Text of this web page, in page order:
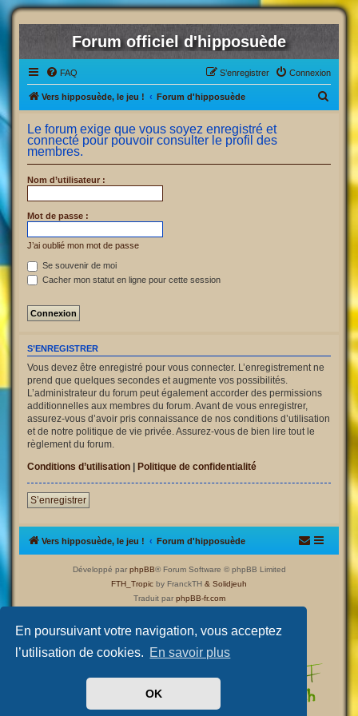
En poursuivant votre navigation, vous acceptez
l’utilisation de cookies. En savoir plus
OK
Forum officiel d'hipposuède
FAQ Connexion
S’enregistrer
Vers hipposuède, le jeu ! Forum d'hipposuède
Le forum exige que vous soyez enregistré et
connecté pour pouvoir consulter le profil des
membres.
Nom d’utilisateur :
Mot de passe :
J’ai oublié mon mot de passe
Se souvenir de moi
Cacher mon statut en ligne pour cette session
S’ENREGISTRER
Vous devez être enregistré pour vous connecter. L’enregistrement ne
prend que quelques secondes et augmente vos possibilités.
L’administrateur du forum peut également accorder des permissions
additionnelles aux membres du forum. Avant de vous enregistrer,
assurez-vous d’avoir pris connaissance de nos conditions d’utilisation
et de notre politique de vie privée. Assurez-vous de bien lire tout le
règlement du forum.
Conditions d’utilisation | Politique de confidentialité
S’enregistrer
Vers hipposuède, le jeu ! Forum d'hipposuède
Développé par phpBB® Forum Software © phpBB Limited
FTH_Tropic by FranckTH & Solidjeuh
Traduit par phpBB-fr.com